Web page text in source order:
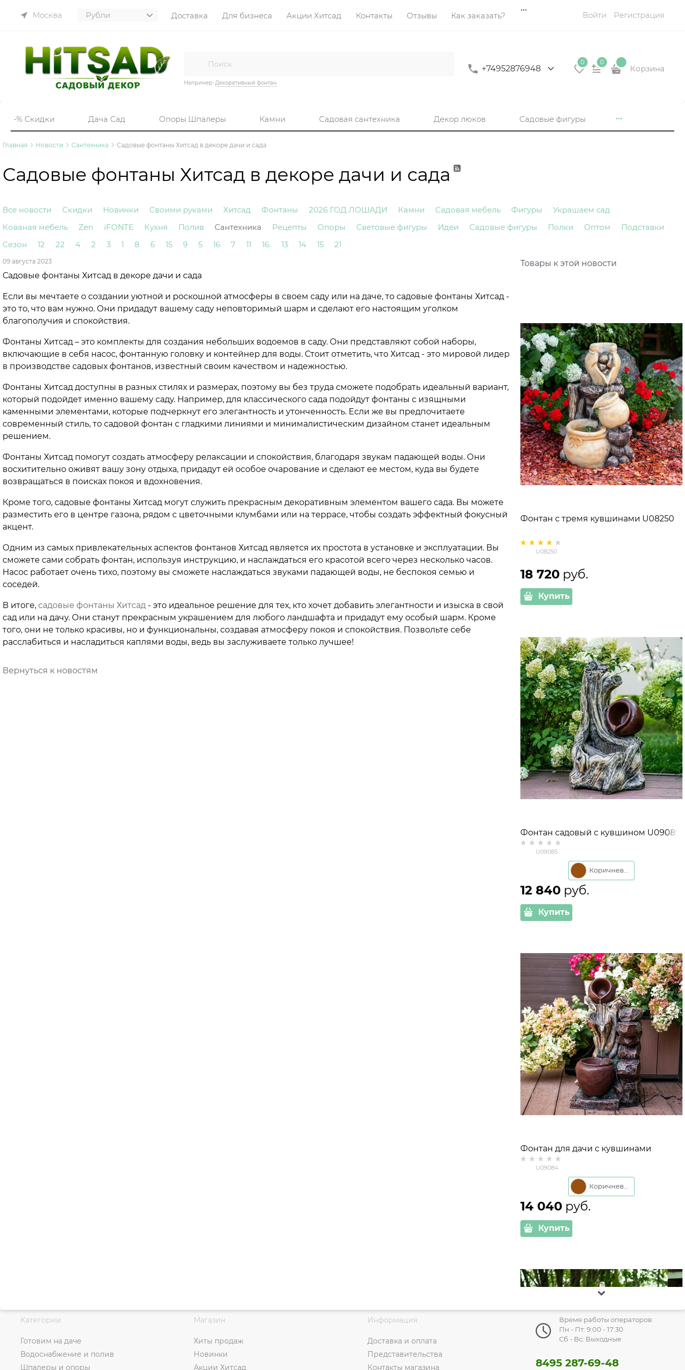
Москва Доставка Для бизнеса Акции Хитсад Контакты Отзывы Как заказать? Войти Регистрация
Например: Декоративный фонтан
+74952876948
0 0
Корзина
-% Скидки Дача Сад Опоры Шпалеры Камни Садовая сантехника Декор люков Садовые фигуры
Главная Новости Сантехника Садовые фонтаны Хитсад в декоре дачи и сада
Садовые фонтаны Хитсад в декоре дачи и сада
Все новости Скидки Новинки Своими руками Хитсад Фонтаны 2026 ГОД ЛОШАДИ Камни Садовая мебель Фигуры
Украшаем сад
Кованая мебель
Zen iFONTE Кухня Полив Сантехника Рецепты Опоры Световые фигуры Идеи Садовые фигуры Полки Оптом
Подставки
Сезон
12 22 4 2 3 1 8 6 15 9 5 16 7 11 16. 13 14 15 21
09 августа 2023
Садовые фонтаны Хитсад в декоре дачи и сада
Если вы мечтаете о создании уютной и роскошной атмосферы в своем саду или на даче, то садовые фонтаны Хитсад -
это то, что вам нужно. Они придадут вашему саду неповторимый шарм и сделают его настоящим уголком
благополучия и спокойствия.
Фонтаны Хитсад – это комплекты для создания небольших водоемов в саду. Они представляют собой наборы,
включающие в себя насос, фонтанную головку и контейнер для воды. Стоит отметить, что Хитсад - это мировой лидер
в производстве садовых фонтанов, известный своим качеством и надежностью.
Фонтаны Хитсад доступны в разных стилях и размерах, поэтому вы без труда сможете подобрать идеальный вариант,
который подойдет именно вашему саду. Например, для классического сада подойдут фонтаны с изящными
каменными элементами, которые подчеркнут его элегантность и утонченность. Если же вы предпочитаете
современный стиль, то садовой фонтан с гладкими линиями и минималистическим дизайном станет идеальным
решением.
Фонтаны Хитсад помогут создать атмосферу релаксации и спокойствия, благодаря звукам падающей воды. Они
восхитительно оживят вашу зону отдыха, придадут ей особое очарование и сделают ее местом, куда вы будете
возвращаться в поисках покоя и вдохновения.
Кроме того, садовые фонтаны Хитсад могут служить прекрасным декоративным элементом вашего сада. Вы можете
разместить его в центре газона, рядом с цветочными клумбами или на террасе, чтобы создать эффектный фокусный
акцент.
Одним из самых привлекательных аспектов фонтанов Хитсад является их простота в установке и эксплуатации. Вы
сможете сами собрать фонтан, используя инструкцию, и наслаждаться его красотой всего через несколько часов.
Насос работает очень тихо, поэтому вы сможете наслаждаться звуками падающей воды, не беспокоя семью и
соседей.
В итоге, садовые фонтаны Хитсад - это идеальное решение для тех, кто хочет добавить элегантности и изыска в свой
сад или на дачу. Они станут прекрасным украшением для любого ландшафта и придадут ему особый шарм. Кроме
того, они не только красивы, но и функциональны, создавая атмосферу покоя и спокойствия. Позвольте себе
расслабиться и насладиться каплями воды, ведь вы заслуживаете только лучшее!
Вернуться к новостям
Товары к этой новости
Фонтан с тремя кувшинами U08250
U08250
18 720 руб.
Купить
Фонтан садовый с кувшином U09085
U09085
12 840 руб.
Купить
Фонтан для дачи с кувшинами
U09084
U09084
14 040 руб.
Купить
Категории
Готовим на даче
Водоснабжение и полив
Шпалеры и опоры
Магазин
Хиты продаж
Новинки
Акции Хитсад
Информация
Доставка и оплата
Представительства
Контакты магазина
Время работы операторов:
Пн - Пт: 9:00 - 17:30
Сб - Вс: Выходные
8495 287-69-48